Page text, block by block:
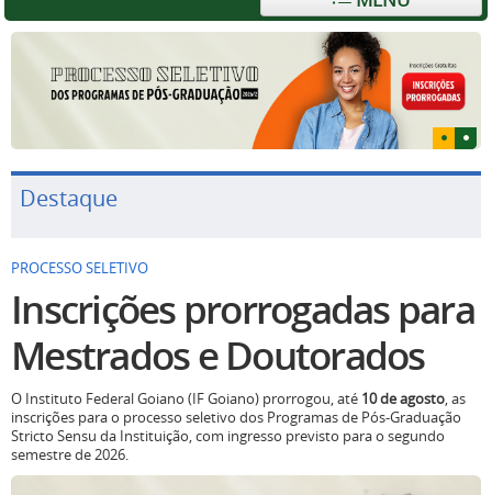
Destaque
PROCESSO SELETIVO
Inscrições prorrogadas para
Mestrados e Doutorados
O Instituto Federal Goiano (IF Goiano) prorrogou, até 10 de agosto, as
inscrições para o processo seletivo dos Programas de Pós-Graduação
Stricto Sensu da Instituição, com ingresso previsto para o segundo
semestre de 2026.